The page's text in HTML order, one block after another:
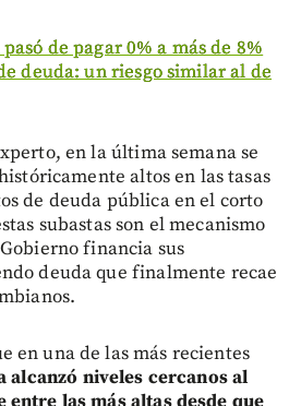
de pagar 0% a más de 8%
deuda: un riesgo similar al de
en la última semana se
altos en las tasas
de deuda pública en el corto
subastas son el mecanismo
financia sus
deuda que finalmente recae
en una de las más recientes
alcanzó niveles cercanos al
entre las más altas desde que